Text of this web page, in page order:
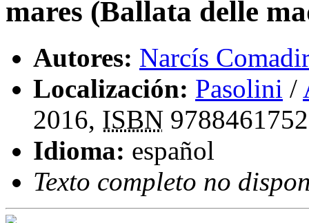
mares (Ballata delle
Autores: Narcís
Localización: Pasolini /
2016, ISBN
Idioma: español
Texto completo no